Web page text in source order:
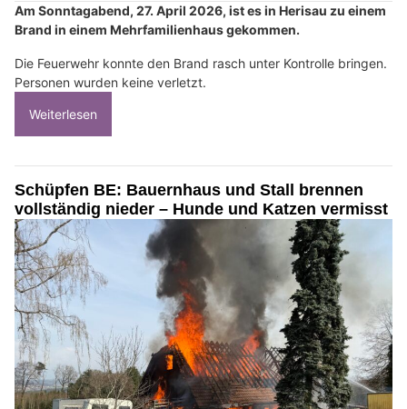
Am Sonntagabend, 27. April 2026, ist es in Herisau zu einem
Brand in einem Mehrfamilienhaus gekommen.
Die Feuerwehr konnte den Brand rasch unter Kontrolle bringen.
Personen wurden keine verletzt.
Weiterlesen
Schüpfen BE: Bauernhaus und Stall brennen
vollständig nieder – Hunde und Katzen vermisst